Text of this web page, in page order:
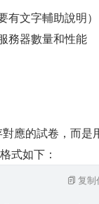
文字輔助說明）
務器數量和性能
應的試卷，而是
式如下：
复制